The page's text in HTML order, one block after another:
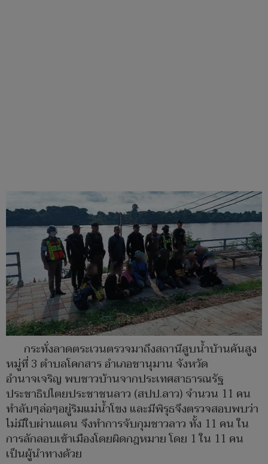
กระทั่งลาดตระเวนตรวจมาถึงสถานีสูบน้ำบ้านคันสูง
หมู่ที่ 3 ตำบลโคกสาร อำเภอชานุมาน จังหวัด
อำนาจเจริญ พบชาวบ้านจากประเทศสาธารณรัฐ
ประชาธิปไตยประชาชนลาว (สปป.ลาว) จำนวน 11 คน
ทำลับๆล่อๆอยู่ริมแม่น้ำโขง และมีพิรุธจึงตรวจสอบพบว่า
ไม่มีใบผ่านแดน จึงทำการจับกุมชาวลาว ทั้ง 11 คน ใน
การลักลอบเข้าเมืองโดยผิดกฎหมาย โดย 1 ใน 11 คน
เป็นผู้นำทางด้วย